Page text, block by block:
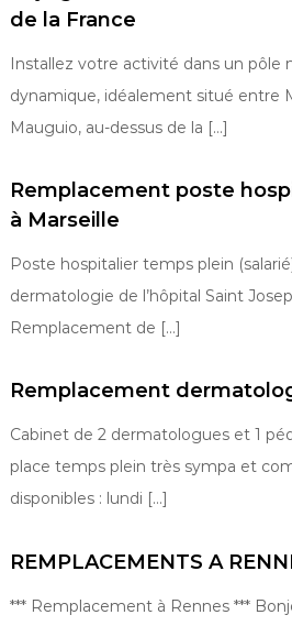
de la France
Installez votre activité dans un pôle
dynamique, idéalement situé entre
Mauguio, au-dessus de la […]
Remplacement poste
à Marseille
Poste hospitalier temps plein
dermatologie de l’hôpital Saint
Remplacement de […]
Remplacement
Cabinet de 2 dermatologues et 1
place temps plein très sympa et
disponibles : lundi […]
REMPLACEMENTS A
*** Remplacement à Rennes ***